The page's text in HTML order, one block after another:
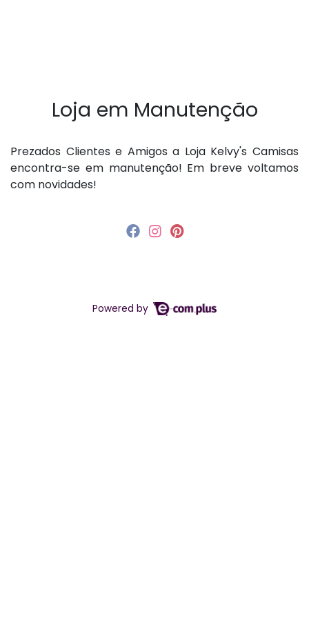
Loja em Manutenção
P rezados Clientes e Amigos a Loja Kelvy's Camisas
encontra-se em manutenção! Em breve voltamos
com novidades!
Powered by